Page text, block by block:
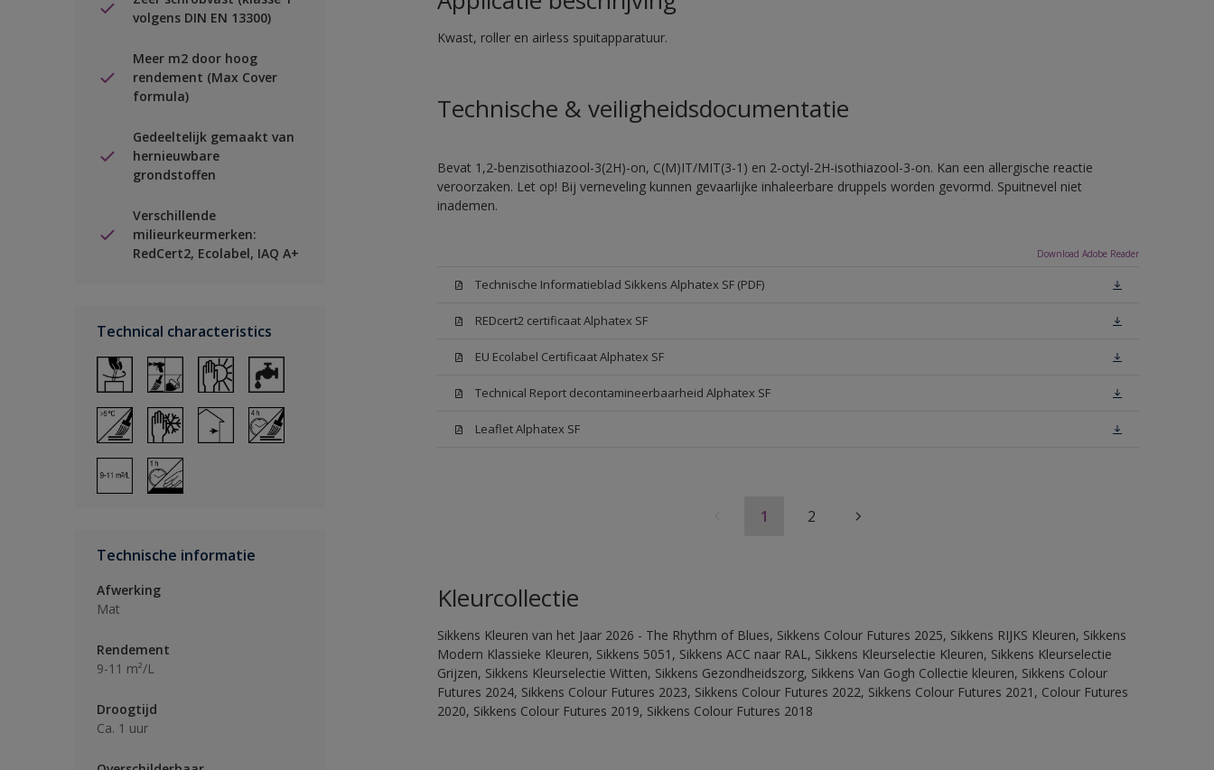
volgens DIN EN 13300)
Meer m2 door hoog
rendement (Max Cover
formula)
Gedeeltelijk gemaakt van
hernieuwbare
grondstoffen
Verschillende
milieurkeurmerken:
RedCert2, Ecolabel, IAQ A+
Technical characteristics
Technische informatie
Afwerking
Mat
Rendement
9-11 m²/L
Droogtijd
Ca. 1 uur
Kwast, roller en airless spuitapparatuur.
Technische & veiligheidsdocumentatie
Bevat 1,2-benzisothiazool-3(2H)-on, C(M)IT/MIT(3-1) en 2-octyl-2H-isothiazool-3-on. Kan een allergische reactie
veroorzaken. Let op! Bij verneveling kunnen gevaarlijke inhaleerbare druppels worden gevormd. Spuitnevel niet
inademen.
Download Adobe Reader
Technische Informatieblad Sikkens Alphatex SF (PDF)
REDcert2 certificaat Alphatex SF
EU Ecolabel Certificaat Alphatex SF
Technical Report decontamineerbaarheid Alphatex SF
Leaflet Alphatex SF
1 2
Kleurcollectie
Sikkens Kleuren van het Jaar 2026 - The Rhythm of Blues, Sikkens Colour Futures 2025, Sikkens RIJKS Kleuren, Sikkens
Modern Klassieke Kleuren, Sikkens 5051, Sikkens ACC naar RAL, Sikkens Kleurselectie Kleuren, Sikkens Kleurselectie
Grijzen, Sikkens Kleurselectie Witten, Sikkens Gezondheidszorg, Sikkens Van Gogh Collectie kleuren, Sikkens Colour
Futures 2024, Sikkens Colour Futures 2023, Sikkens Colour Futures 2022, Sikkens Colour Futures 2021, Colour Futures
2020, Sikkens Colour Futures 2019, Sikkens Colour Futures 2018